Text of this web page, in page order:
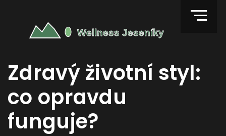
Zdravý životní styl:
co opravdu
funguje?